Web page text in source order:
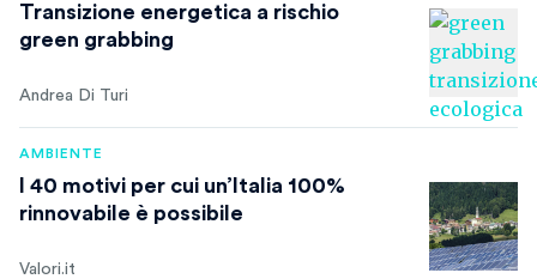
Transizione energetica a rischio
green grabbing
Andrea Di Turi
AMBIENTE
I 40 motivi per cui un’Italia 100%
rinnovabile è possibile
Valori.it